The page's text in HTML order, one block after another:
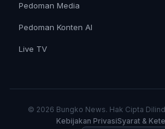
Pedoman Media
Pedoman Konten AI
Live TV
© 2026 Bungko News. Hak Cipta
Kebijakan PrivasiSyarat &